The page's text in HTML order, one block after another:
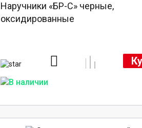
Наручники «БР-С» черные,
оксидированные